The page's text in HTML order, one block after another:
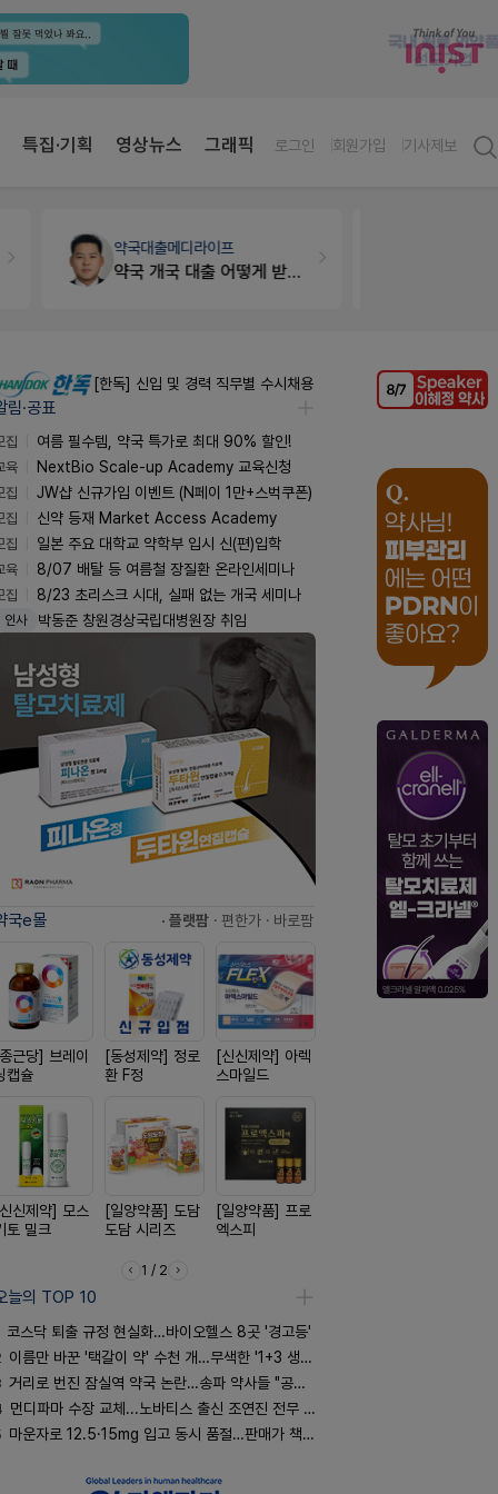
특집·기획 영상뉴스 그래픽 로그인 회원가입 기사제보
약국대출메디라이프
약국 개국 대출 어떻게 받아야할지 어렵습니다
[한독] 신입 및 경력 직무별 수시채용
림·공표
집
여름 필수템, 약국 특가로 최대 90% 할인!
육
NextBio Scale-up Academy 교육신청
집
JW샵 신규가입 이벤트 (N페이 1만+스벅쿠폰)
집
신약 등재 Market Access Academy
집
일본 주요 대학교 약학부 입시 신(편)입학
육
8/07 배탈 등 여름철 장질환 온라인세미나
집
8/23 초리스크 시대, 실패 없는 개국 세미나
인사 박동준 창원경상국립대병원장 취임
국e몰 · 플랫팜 · 편한가 · 바로팜
근당] 브레이
캡슐
[동성제약] 정로
환 F정
[신신제약] 아렉
스마일드
신제약] 모스
토 밀크
[일양약품] 도담
도담 시리즈
[일양약품] 프로
엑스피
1 / 2
늘의 TOP 10
코스닥 퇴출 규정 현실화…바이오헬스 8곳 '경고등'
이름만 바꾼 '택갈이 약' 수천 개…무색한 '1+3 생동'
거리로 번진 잠실역 약국 논란…송파 약사들 "공공성 훼손"
먼디파마 수장 교체...노바티스 출신 조연진 전무 내정
마운자로 12.5·15mg 입고 동시 품절…판매가 책정 고심